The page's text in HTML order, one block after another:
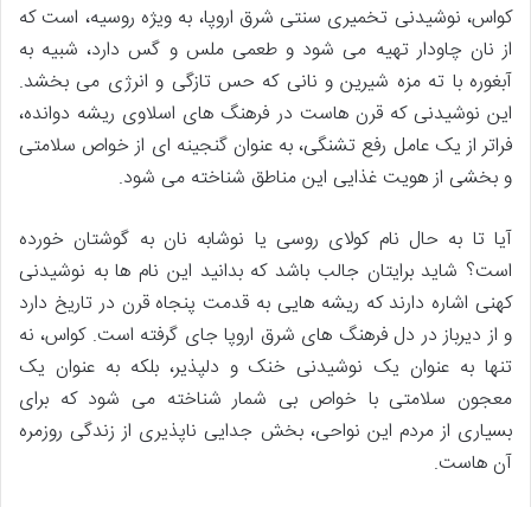
کواس، نوشیدنی تخمیری سنتی شرق اروپا، به ویژه روسیه، است که
از نان چاودار تهیه می شود و طعمی ملس و گس دارد، شبیه به
آبغوره با ته مزه شیرین و نانی که حس تازگی و انرژی می بخشد.
این نوشیدنی که قرن هاست در فرهنگ های اسلاوی ریشه دوانده،
فراتر از یک عامل رفع تشنگی، به عنوان گنجینه ای از خواص سلامتی
و بخشی از هویت غذایی این مناطق شناخته می شود.
آیا تا به حال نام کولای روسی یا نوشابه نان به گوشتان خورده
است؟ شاید برایتان جالب باشد که بدانید این نام ها به نوشیدنی
کهنی اشاره دارند که ریشه هایی به قدمت پنجاه قرن در تاریخ دارد
و از دیرباز در دل فرهنگ های شرق اروپا جای گرفته است. کواس، نه
تنها به عنوان یک نوشیدنی خنک و دلپذیر، بلکه به عنوان یک
معجون سلامتی با خواص بی شمار شناخته می شود که برای
بسیاری از مردم این نواحی، بخش جدایی ناپذیری از زندگی روزمره
آن هاست.